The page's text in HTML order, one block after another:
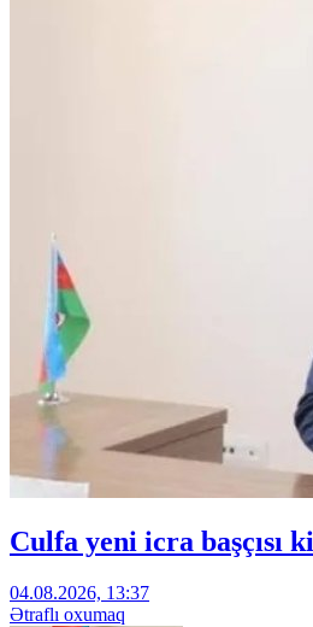
Culfa yeni icra başçısı
04.08.2026, 13:37
Ətraflı oxumaq